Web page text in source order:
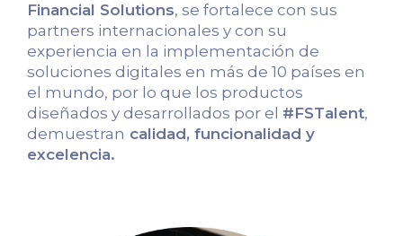
Financial Solutions, se fortalece con sus
partners internacionales y con su
experiencia en la implementación de
soluciones digitales en más de 10 países en
el mundo, por lo que los productos
diseñados y desarrollados por el #FSTalent,
demuestran calidad, funcionalidad y
excelencia.